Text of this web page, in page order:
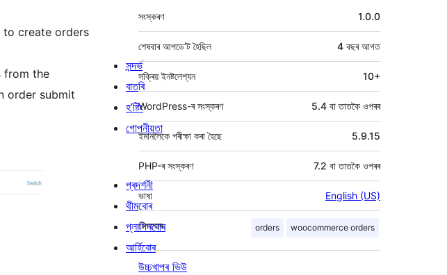
to create orders
from the
order submit
মেটা 1.0.0
সংস্কৰণ
4 বছৰআগত
শেষবাৰ আপডে’ট হৈছিল
সক্ৰিয় ইনষ্টলেশ্যন 10+
WordPress-ৰ সংস্কৰণ 5.4 বা তাতকৈ ওপৰৰ
ইমানলৈকে পৰীক্ষা কৰা হৈছে 5.9.15
PHP-ৰ সংস্কৰণ 7.2 বা তাতকৈ ওপৰৰ
ভাষা English (US)
orders woocommerce orders
টেগবোৰ
উচ্চখাপৰ ভিউ
সন্দৰ্ভ
বাতৰি
হ’ষ্টিং
গোপনীয়তা
প্ৰদৰ্শনী
থীমবোৰ
প্লাগিনবোৰ
আৰ্হিবোৰ